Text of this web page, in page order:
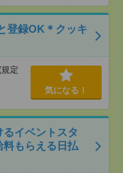
登録OK＊クッキ
定
気になる！
イベントスタ
もらえる日払